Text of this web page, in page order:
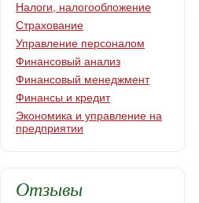
Налоги, налогообложение
Страхование
Управление персоналом
Финансовый анализ
Финансовый менеджмент
Финансы и кредит
Экономика и управление на
предприятии
Отзывы